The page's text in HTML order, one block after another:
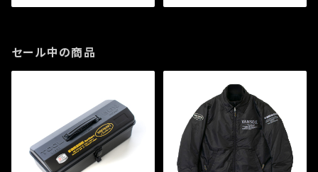
セール中の商品